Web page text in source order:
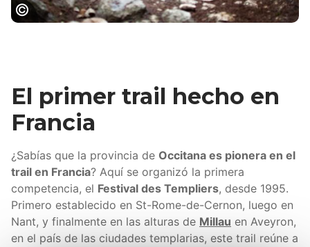
El primer trail hecho en
Francia
¿Sabías que la provincia de Occitana es pionera en el
trail en Francia? Aquí se organizó la primera
competencia, el Festival des Templiers, desde 1995.
Primero establecido en St-Rome-de-Cernon, luego en
Nant, y finalmente en las alturas de Millau en Aveyron,
en el país de las ciudades templarias, este trail reúne a